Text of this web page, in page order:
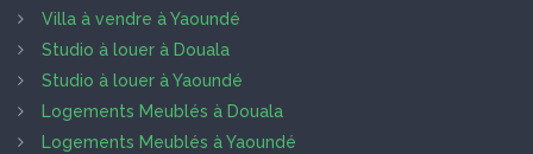
Villa à vendre à Yaoundé
Studio à louer à Douala
Studio à louer à Yaoundé
Logements Meublés à Douala
Logements Meublés à Yaoundé